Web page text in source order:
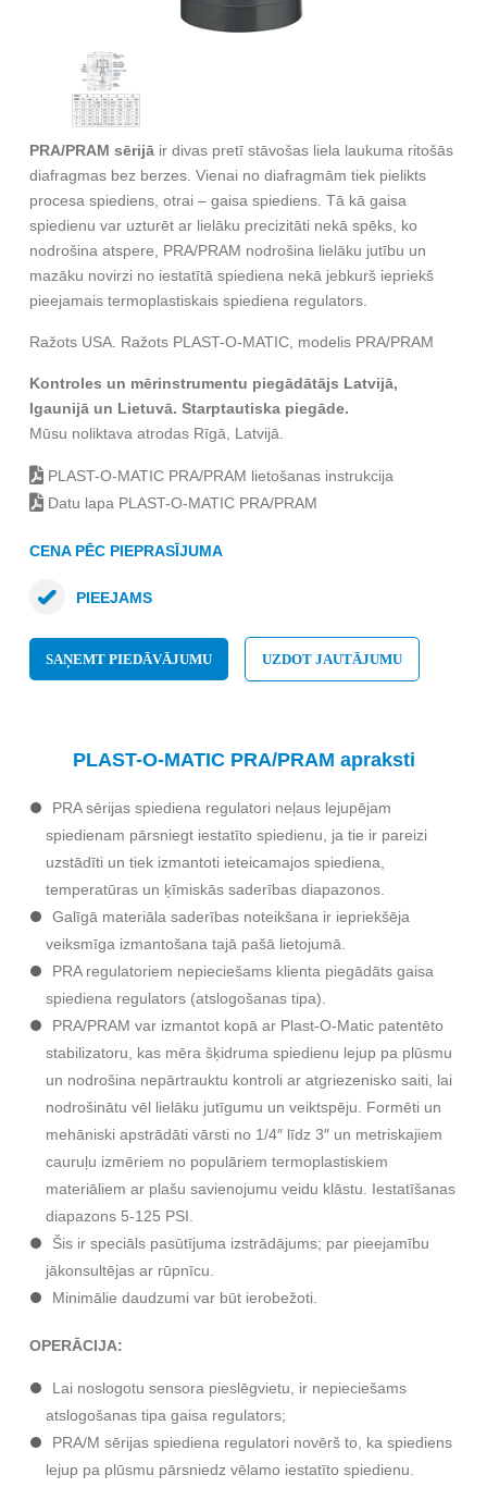
PRA/PRAM sērijā ir divas pretī stāvošas liela laukuma ritošās
diafragmas bez berzes. Vienai no diafragmām tiek pielikts
procesa spiediens, otrai – gaisa spiediens. Tā kā gaisa
spiedienu var uzturēt ar lielāku precizitāti nekā spēks, ko
nodrošina atspere, PRA/PRAM nodrošina lielāku jutību un
mazāku novirzi no iestatītā spiediena nekā jebkurš iepriekš
pieejamais termoplastiskais spiediena regulators.
Ražots USA. Ražots PLAST-O-MATIC, modelis PRA/PRAM
Kontroles un mērinstrumentu piegādātājs Latvijā,
Igaunijā un Lietuvā. Starptautiska piegāde.
Mūsu noliktava atrodas Rīgā, Latvijā.
PLAST-O-MATIC PRA/PRAM lietošanas instrukcija
Datu lapa PLAST-O-MATIC PRA/PRAM
CENA PĒC PIEPRASĪJUMA
PIEEJAMS
SAŅEMT PIEDĀVĀJUMU UZDOT JAUTĀJUMU
PLAST-O-MATIC PRA/PRAM apraksti
PRA sērijas spiediena regulatori neļaus lejupējam
spiedienam pārsniegt iestatīto spiedienu, ja tie ir pareizi
uzstādīti un tiek izmantoti ieteicamajos spiediena,
temperatūras un ķīmiskās saderības diapazonos.
Galīgā materiāla saderības noteikšana ir iepriekšēja
veiksmīga izmantošana tajā pašā lietojumā.
PRA regulatoriem nepieciešams klienta piegādāts gaisa
spiediena regulators (atslogošanas tipa).
PRA/PRAM var izmantot kopā ar Plast-O-Matic patentēto
stabilizatoru, kas mēra šķidruma spiedienu lejup pa plūsmu
un nodrošina nepārtrauktu kontroli ar atgriezenisko saiti, lai
nodrošinātu vēl lielāku jutīgumu un veiktspēju. Formēti un
mehāniski apstrādāti vārsti no 1/4″ līdz 3″ un metriskajiem
cauruļu izmēriem no populāriem termoplastiskiem
materiāliem ar plašu savienojumu veidu klāstu. Iestatīšanas
diapazons 5-125 PSI.
Šis ir speciāls pasūtījuma izstrādājums; par pieejamību
jākonsultējas ar rūpnīcu.
Minimālie daudzumi var būt ierobežoti.
OPERĀCIJA:
Lai noslogotu sensora pieslēgvietu, ir nepieciešams
atslogošanas tipa gaisa regulators;
PRA/M sērijas spiediena regulatori novērš to, ka spiediens
lejup pa plūsmu pārsniedz vēlamo iestatīto spiedienu.